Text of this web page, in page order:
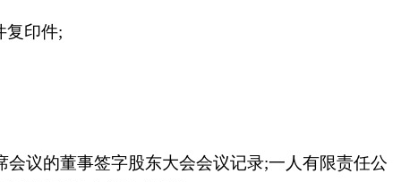
复印件;
议的董事签字股东大会会议记录;一人有限责任公